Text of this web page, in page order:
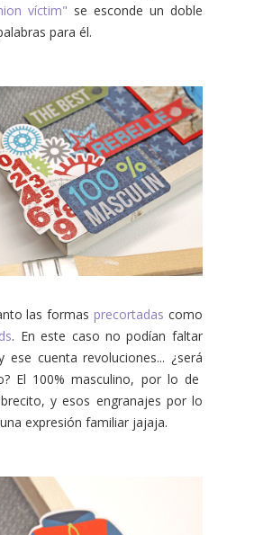
víctim" se esconde un doble
para él.
las formas precortadas como
. En este caso no podían faltar
ese cuenta revoluciones... ¿será
El 100% masculino, por lo de
y esos engranajes por lo
expresión familiar jajaja.